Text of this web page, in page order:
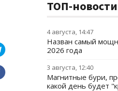
ТОП-новости
4 августа, 14:47
Назван самый
2026 года
3 августа, 12:40
Магнитные бури,
какой день будет